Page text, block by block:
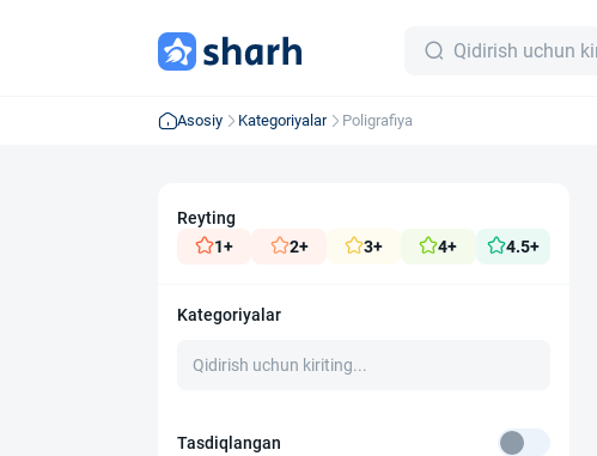
Asosiy Kategoriyalar Poligrafiya
Reyting
1+
2+ 3+ 4+ 4.5+
Kategoriyalar
Tasdiqlangan